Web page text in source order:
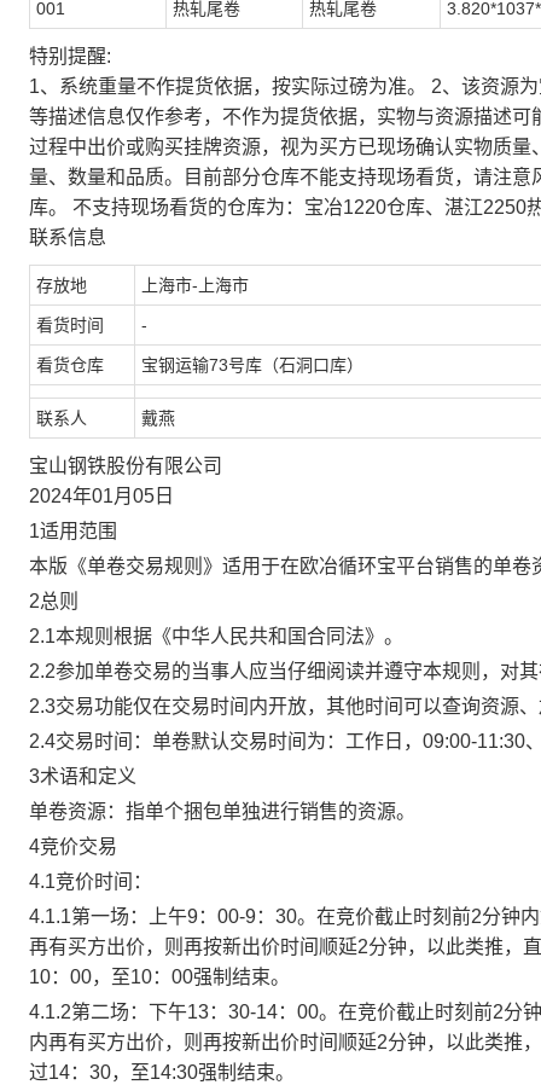
001 热轧尾卷 热轧尾卷
特别提醒:
1、系统重量不作提货依据，按实际过磅为准。 2、该资源
等描述信息仅作参考，不作为提货依据，实物与资源描述
过程中出价或购买挂牌资源，视为买方已现场确认实物质
量、数量和品质。目前部分仓库不能支持现场看货，请注
库。 不支持现场看货的仓库为：宝冶1220仓库、湛江2250
联系信息
存放地 上海市-上海市
看货时间 -
看货仓库 宝钢运输73号库（石洞口库）
联系人 戴燕
宝山钢铁股份有限公司
2024年01月05日
1适用范围
本版《单卷交易规则》适用于在欧冶循环宝平台销售的单卷
2总则
2.1本规则根据《中华人民共和国合同法》。
2.2参加单卷交易的当事人应当仔细阅读并遵守本规则，对
2.3交易功能仅在交易时间内开放，其他时间可以查询资源
2.4交易时间：单卷默认交易时间为：工作日，09:00-11:30
3术语和定义
单卷资源：指单个捆包单独进行销售的资源。
4竞价交易
4.1竞价时间：
4.1.1第一场：上午9：00-9：30。在竞价截止时刻前2分钟
再有买方出价，则再按新出价时间顺延2分钟，以此类推，
10：00，至10：00强制结束。
4.1.2第二场：下午13：30-14：00。在竞价截止时刻前2分
内再有买方出价，则再按新出价时间顺延2分钟，以此类推
过14：30，至14:30强制结束。